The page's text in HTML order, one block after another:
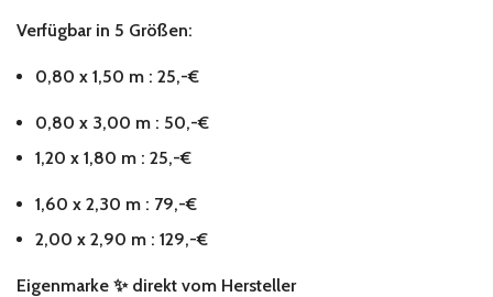
Verfügbar in 5 Größen:
0,80 x 1,50 m : 25,-€
0,80 x 3,00 m : 50,-€
1,20 x 1,80 m : 25,-€
1,60 x 2,30 m : 79,-€
2,00 x 2,90 m : 129,-€
Eigenmarke ✨direkt vom Hersteller